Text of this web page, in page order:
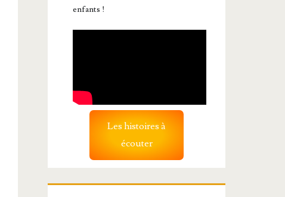
enfants !
Les histoires à
écouter